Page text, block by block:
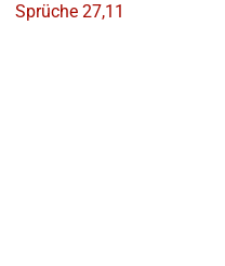
Sprüche 27,11